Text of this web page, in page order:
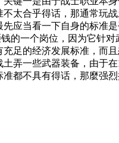
太合乎得话，那通常玩
应当看一下自身的标准
的一个岗位，因为它针
足的经济发展标准，而
弄一些武器装备，由于在
都不具有得话，那麼强